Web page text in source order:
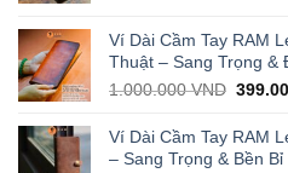
was:
Ví Dài Cầm Tay RAM
Thuật – Sang Trọng &
1.000.000VND
was:
Ví Dài Cầm Tay RAM
– Sang Trọng & Bền Bỉ